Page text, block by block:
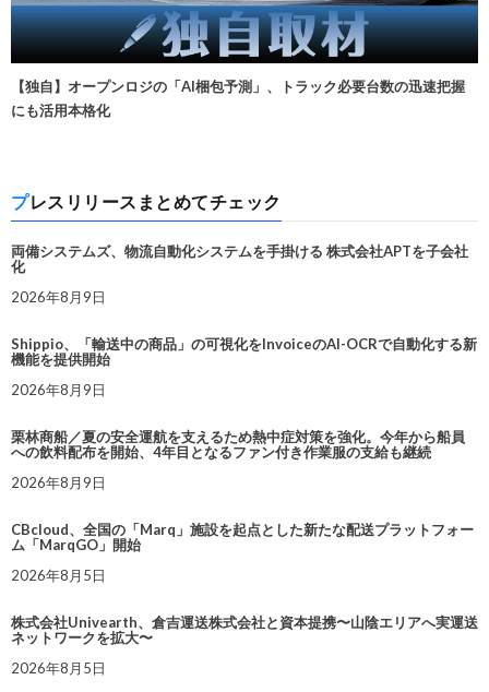
【独自】オープンロジの「AI梱包予測」、トラック必要台数の迅速把握
にも活用本格化
プレスリリースまとめてチェック
両備システムズ、物流自動化システムを手掛ける 株式会社APTを子会社
化
2026年8月9日
Shippio、「輸送中の商品」の可視化をInvoiceのAI-OCRで自動化する新
機能を提供開始
2026年8月9日
栗林商船／夏の安全運航を支えるため熱中症対策を強化。今年から船員
への飲料配布を開始、4年目となるファン付き作業服の支給も継続
2026年8月9日
CBcloud、全国の「Marq」施設を起点とした新たな配送プラットフォー
ム「MarqGO」開始
2026年8月5日
株式会社Univearth、倉吉運送株式会社と資本提携〜山陰エリアへ実運送
ネットワークを拡大〜
2026年8月5日